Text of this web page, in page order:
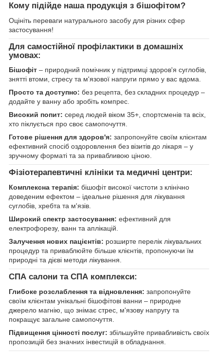
Кому підійде наша продукція з бішофітом?
Оцініть переваги натурального засобу для різних сфер
застосування!
Для самостійної профілактики в домашніх
умовах:
Бішофіт – природний помічник у підтримці здоров'я суглобів,
знятті втоми, стресу та м'язової напруги прямо у вас вдома.
Просто та доступно: без рецепта, без складних процедур –
додайте у ванну або зробіть компрес.
Високий попит: серед людей віком 35+, спортсменів та всіх,
хто піклується про своє самопочуття.
Готове рішення для здоров'я: запропонуйте своїм клієнтам
ефективний спосіб оздоровлення без візитів до лікаря – у
зручному форматі та за привабливою ціною.
Фізіотерапевтичні клініки та медичні центри:
Комплексна терапія: бішофіт високої чистоти з клінічно
доведеним ефектом – ідеальне рішення для лікування
суглобів, хребта та м'язів.
Широкий спектр застосування: ефективний для
електрофорезу, ванн та аплікацій.
Залучення нових пацієнтів: розширте перелік лікувальних
процедур та приваблюйте більше клієнтів, пропонуючи їм
природні та дієві методи лікування.
СПА салони та СПА комплекси:
Глибоке розслаблення та відновлення: запропонуйте
своїм клієнтам унікальні бішофітові ванни – природне
джерело магнію, що знімає стрес, м'язову напругу та
покращує загальне самопочуття.
Підвищення цінності послуг: збільшуйте привабливість своїх
пропозицій без значних інвестицій в обладнання.